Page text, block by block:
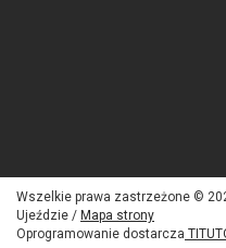
Wszelkie prawa zastrzeżone ©
Ujeździe / Mapa strony
Oprogramowanie dostarcza